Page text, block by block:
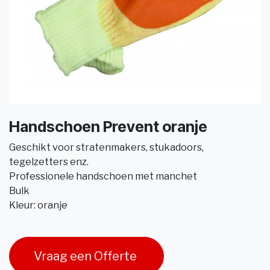
Handschoen Prevent oranje
Geschikt voor stratenmakers, stukadoors,
tegelzetters enz.
Professionele handschoen met manchet
Bulk
Kleur: oranje
Vraag een Offerte